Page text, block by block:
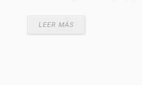
LEER MÁS